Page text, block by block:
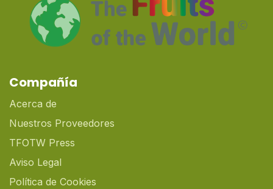
Compañía
Acerca de
Nuestros Proveedores
TFOTW Press
Aviso Legal
Política de Cookies